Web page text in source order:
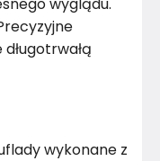
wykonane z